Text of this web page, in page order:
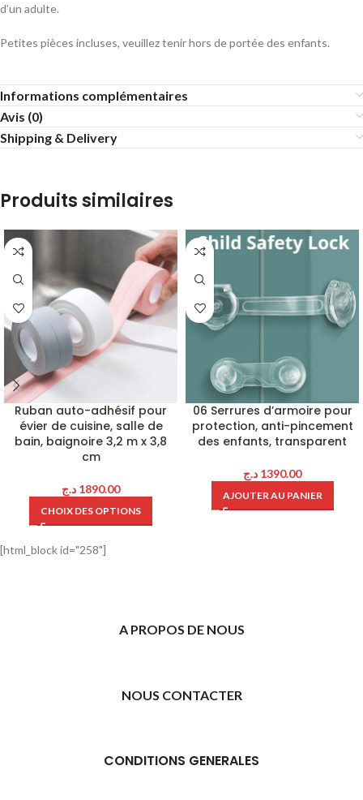
d’un adulte.
Petites pièces incluses, veuillez tenir hors de portée des enfants.
Informations complémentaires
Avis (0)
Shipping & Delivery
Produits similaires
Ruban auto-adhésif pour
évier de cuisine, salle de
bain, baignoire 3,2 m x 3,8
cm
1890.00 د.ج
CHOIX DES OPTIONS
06 Serrures d’armoire pour
protection, anti-pincement
des enfants, transparent
1390.00 د.ج
AJOUTER AU PANIER
[html_block id="258"]
A PROPOS DE NOUS
NOUS CONTACTER
CONDITIONS GENERALES